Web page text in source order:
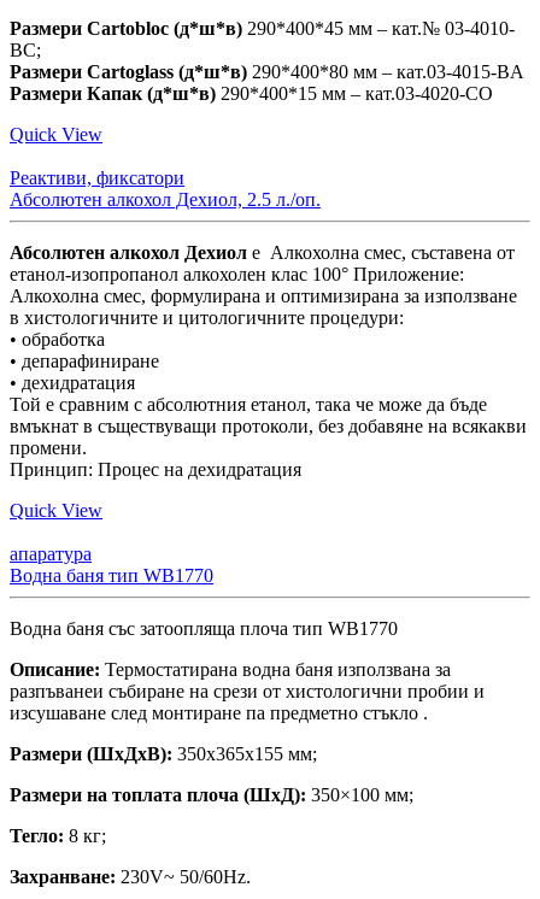
Размери Cartobloc (д*ш*в) 290*400*45 мм – кат.№ 03-4010-
BC;
Размери Cartoglass (д*ш*в) 290*400*80 мм – кат.03-4015-BA
Размери Капак (д*ш*в) 290*400*15 мм – кат.03-4020-CO
Quick View
Реактиви, фиксатори
Абсолютен алкохол Дехиол, 2.5 л./оп.
Абсолютен алкохол Дехиол e Алкохолна смес, съставена от
етанол-изопропанол алкохолен клас 100° Приложение:
Алкохолна смес, формулирана и оптимизирана за използване
в хистологичните и цитологичните процедури:
• обработка
• депарафиниране
• дехидратация
Той е сравним с абсолютния етанол, така че може да бъде
вмъкнат в съществуващи протоколи, без добавяне на всякакви
промени.
Принцип: Процес на дехидратация
Quick View
апаратура
Водна баня тип WB1770
Водна баня със затоопляща плоча тип WB1770
Описание: Термостатирана водна баня използвана за
разпъванеи събиране на срези от хистологични пробии и
изсушаване след монтиране па предметно стъкло .
Размери (ШxДxВ): 350x365x155 мм;
Размери на топлата плоча (ШxД): 350×100 мм;
Тегло: 8 кг;
Захранване: 230V~ 50/60Hz.